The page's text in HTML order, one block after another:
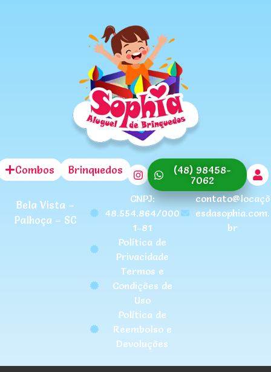
Combos Brinquedos
(48) 98458-
7062
Bela Vista –
Palhoça – SC
CNPJ:
48.554.864/000
1-81
Política de
Privacidade
Termos e
Condições de
Uso
Política de
Reembolso e
Devoluções
contato@locaçõ
esdasophia.com.
br